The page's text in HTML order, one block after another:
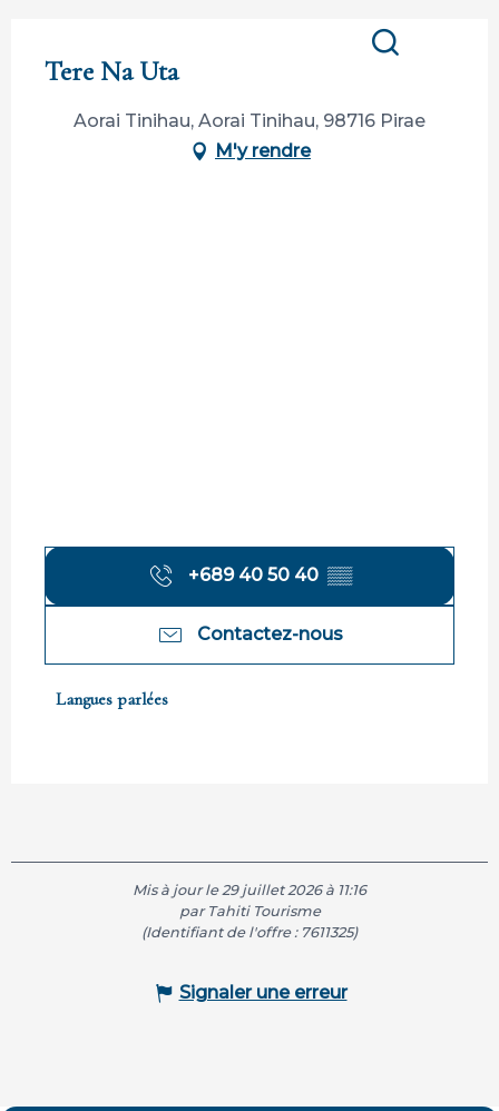
Tere Na Uta
Aorai Tinihau, Aorai Tinihau, 98716 Pirae
M'y rendre
+689 40 50 40 ▒▒
Contactez-nous
Langues parlées
Langues parlées
Mis à jour le 29 juillet 2026 à 11:16
par Tahiti Tourisme
(Identifiant de l'offre : 7611325)
Signaler une erreur